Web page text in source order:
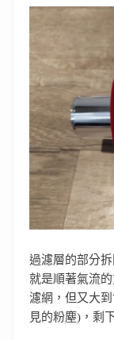
過濾層的部分
就是順著氣流
濾網，但又大
見的粉塵)，剩